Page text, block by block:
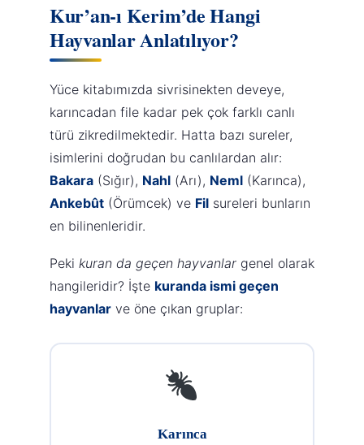
Kur’an-ı Kerim’de Hangi
Hayvanlar Anlatılıyor?
Yüce kitabımızda sivrisinekten deveye,
karıncadan file kadar pek çok farklı canlı
türü zikredilmektedir. Hatta bazı sureler,
isimlerini doğrudan bu canlılardan alır:
Bakara(Sığır), Nahl(Arı), Neml(Karınca),
Ankebût(Örümcek) ve Filsureleri bunların
en bilinenleridir.
Peki kuran da geçen hayvanlargenel olarak
hangileridir? İşte kuranda ismi geçen
hayvanlarve öne çıkan gruplar:
Karınca